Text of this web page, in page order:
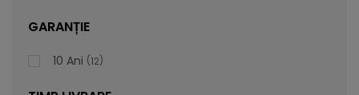
Cădiță De Duș Dalia, Gri, Cu Sifon Inclus
GARANȚIE
10 Ani 12